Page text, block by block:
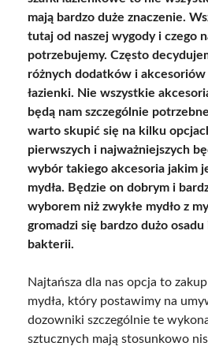
mają bardzo duże znaczenie.
tutaj od naszej wygody i czego
potrzebujemy. Często
różnych dodatków i akcesoriów
łazienki. Nie wszystkie
będą nam szczególnie
warto skupić się na kilku
pierwszych i najważniejszych
wybór takiego akcesoria jakim
mydła. Będzie on dobrym i
wyborem niż zwykłe mydło z
gromadzi się bardzo dużo
bakterii.
Najtańsza dla nas opcja to
mydła, który postawimy na
dozowniki szczególnie te
sztucznych mają stosunkowo